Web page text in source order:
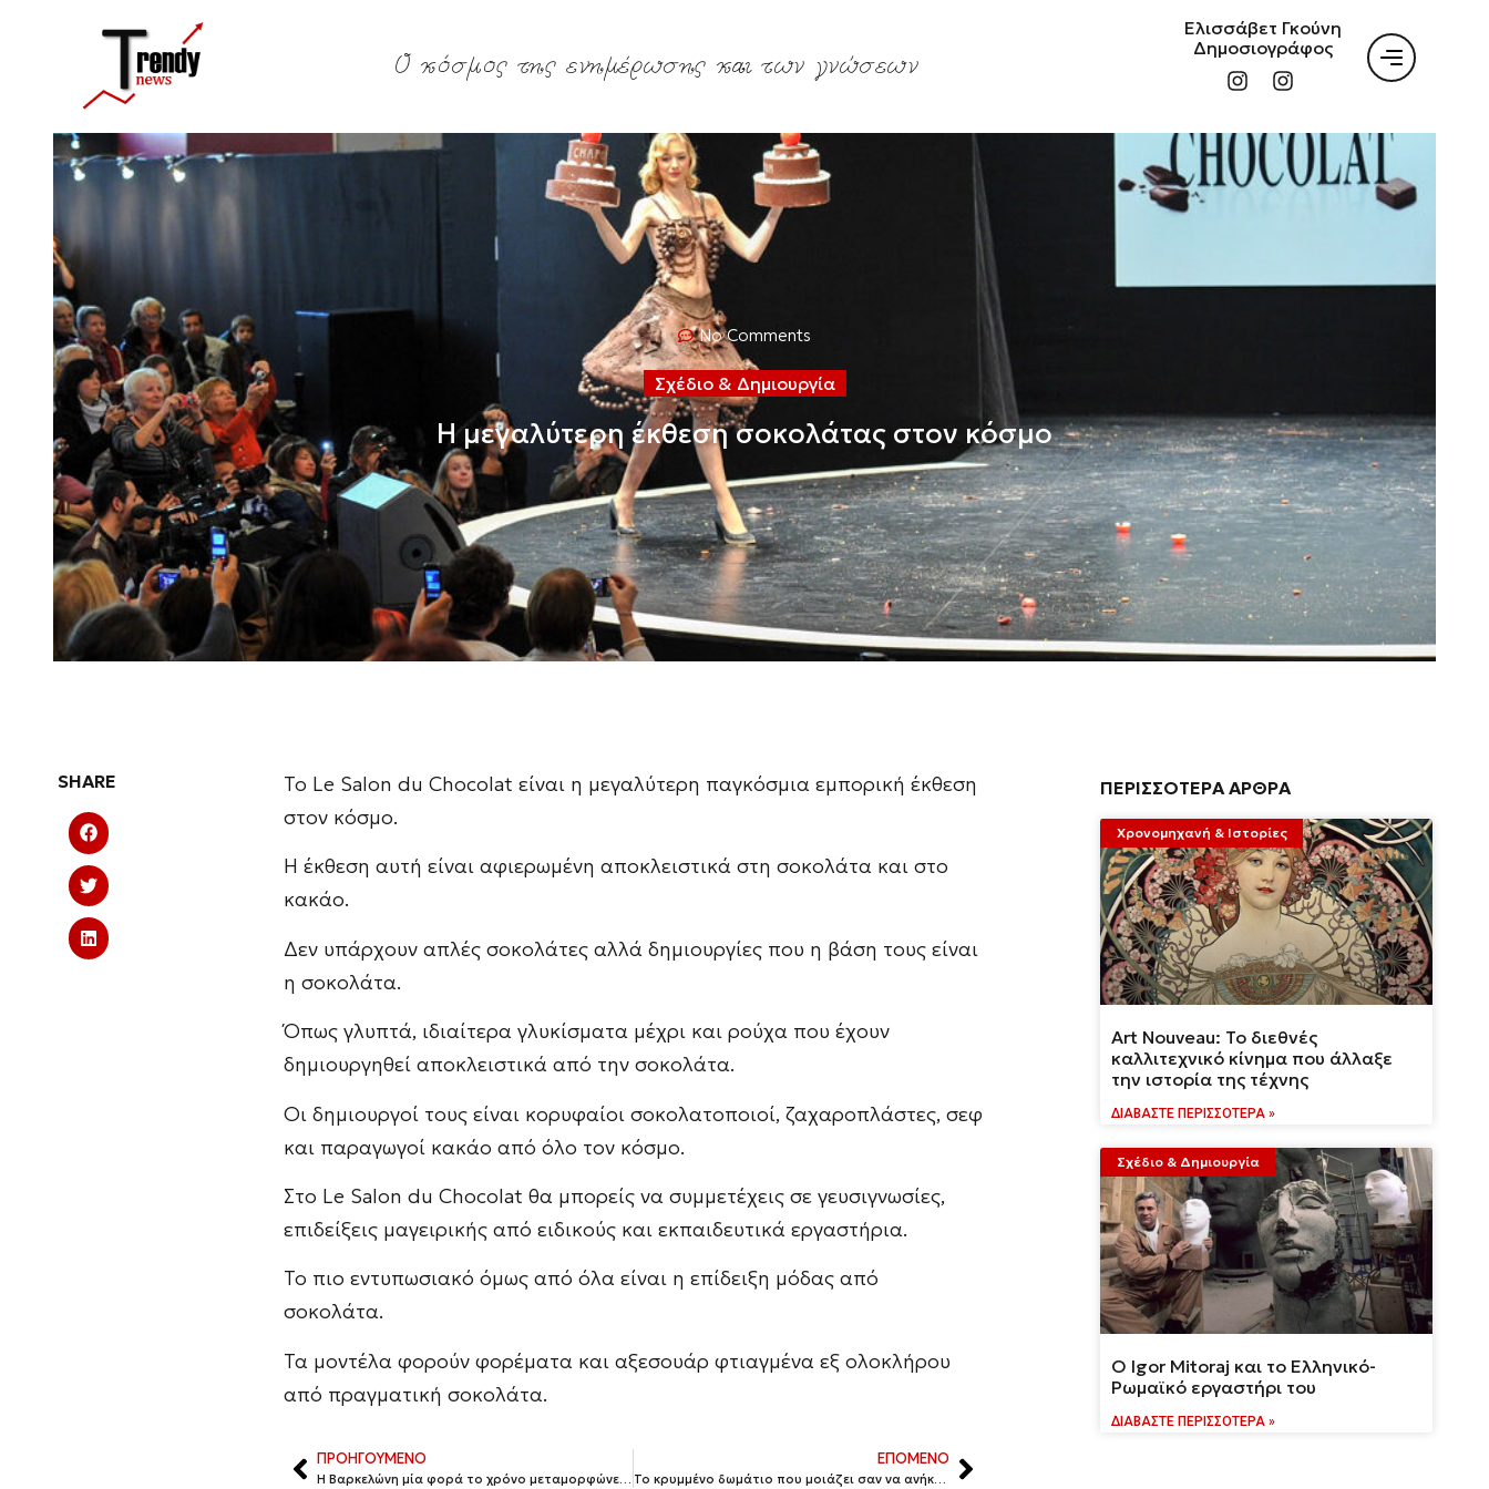
Ο κόσμος της ενημέρωσης και των γνώσεων
Ελισσάβετ Γκούνη
Δημοσιογράφος
No Comments
Σχέδιο & Δημιουργία
Η μεγαλύτερη έκθεση σοκολάτας στον κόσμο
SHARE
Το Le Salon du Chocolat είναι η μεγαλύτερη παγκόσμια εμπορική έκθεση
στον κόσμο.
Η έκθεση αυτή είναι αφιερωμένη αποκλειστικά στη σοκολάτα και στο
κακάο.
Δεν υπάρχουν απλές σοκολάτες αλλά δημιουργίες που η βάση τους είναι
η σοκολάτα.
Όπως γλυπτά, ιδιαίτερα γλυκίσματα μέχρι και ρούχα που έχουν
δημιουργηθεί αποκλειστικά από την σοκολάτα.
Οι δημιουργοί τους είναι κορυφαίοι σοκολατοποιοί, ζαχαροπλάστες, σεφ
και παραγωγοί κακάο από όλο τον κόσμο.
Στο Le Salon du Chocolat θα μπορείς να συμμετέχεις σε γευσιγνωσίες,
επιδείξεις μαγειρικής από ειδικούς και εκπαιδευτικά εργαστήρια.
Το πιο εντυπωσιακό όμως από όλα είναι η επίδειξη μόδας από
σοκολάτα.
Τα μοντέλα φορούν φορέματα και αξεσουάρ φτιαγμένα εξ ολοκλήρου
από πραγματική σοκολάτα.
ΠΡΟΗΓΟΥΜΕΝΟ
Η Βαρκελώνη μία φορά το χρόνο μεταμορφώνεται και γιορτάζει τα τριαντάφυλλα και τα βιβλία
ΕΠΟΜΕΝΟ
Το κρυμμένο δωμάτιο που μοιάζει σαν να ανήκει στην Θεά Άρτεμης
ΠΕΡΙΣΣΟΤΕΡΑ ΑΡΘΡΑ
Χρονομηχανή & Ιστορίες
Art Nouveau: Το διεθνές
καλλιτεχνικό κίνημα που άλλαξε
την ιστορία της τέχνης
ΔΙΑΒΆΣΤΕ ΠΕΡΙΣΣΌΤΕΡΑ »
Σχέδιο & Δημιουργία
Ο Igor Mitoraj και το Ελληνικό-
Ρωμαϊκό εργαστήρι του
ΔΙΑΒΆΣΤΕ ΠΕΡΙΣΣΌΤΕΡΑ »